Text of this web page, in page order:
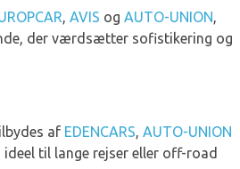
, AVIS og AUTO-UNION,
der værdsætter sofistikering og
af EDENCARS, AUTO-UNION
til lange rejser eller off-road